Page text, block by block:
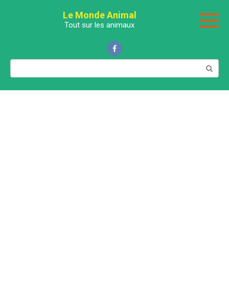
Le Monde Animal
Tout sur les animaux
Поиск: